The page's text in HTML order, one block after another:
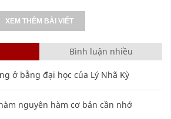
XEM THÊM BÀI VIẾT
Bình luận nhiều
ở bằng đại học của Lý Nhã Kỳ
nguyên hàm cơ bản cần nhớ